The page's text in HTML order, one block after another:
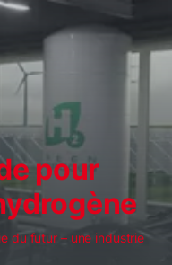
pour
du futur – une industrie